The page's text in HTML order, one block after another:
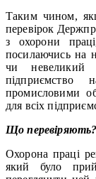
Таким чином,
перевірок
з охорони
посилаючись на
чи невеликий
промисловими
для всіх
Що перевіряють?
Охорона праці
який було